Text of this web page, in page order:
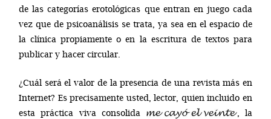
de las categorías erotológicas que entran en juego cada
vez que de psicoanálisis se trata, ya sea en el espacio de
la clínica propiamente o en la escritura de textos para
publicar y hacer circular.
¿Cuál será el valor de la presencia de una revista más en
Internet? Es precisamente usted, lector, quien incluido en
esta práctica viva consolida
, la